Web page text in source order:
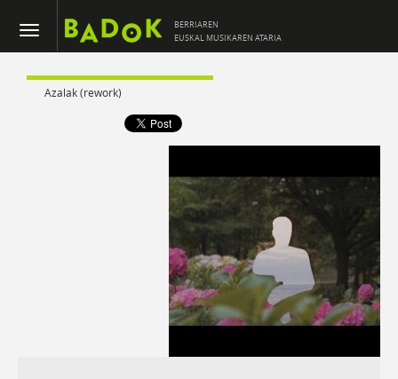
BERRIAREN
EUSKAL MUSIKAREN ATARIA
Azalak (rework)